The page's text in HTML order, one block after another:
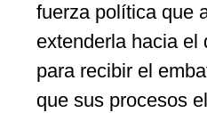
fuerza política que
extenderla hacia el
para recibir el
que sus procesos